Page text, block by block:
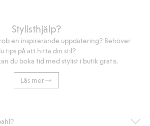
Stylisthjälp?
en inspirerande uppdatering? Behöver
tips på att hitta din stil?
du boka tid med stylist i butik gratis.
Läs mer